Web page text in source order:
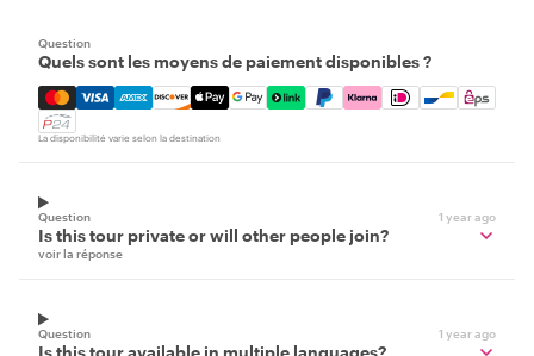
Question
Quels sont les moyens de paiement disponibles ?
Mastercard, Visa, Amex, Discover, Apple Pay, Google
La disponibilité varie selon la destination
Question 1 year ago
Is this tour private or will other people join?
voir la réponse
Question 1 year ago